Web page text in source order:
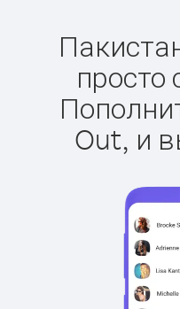
просто
Out, и